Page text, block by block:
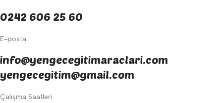
0242 606 25 60
E-posta
info@yengecegitimaraclari.com
yengecegitim@gmail.com
Çalışma Saatleri